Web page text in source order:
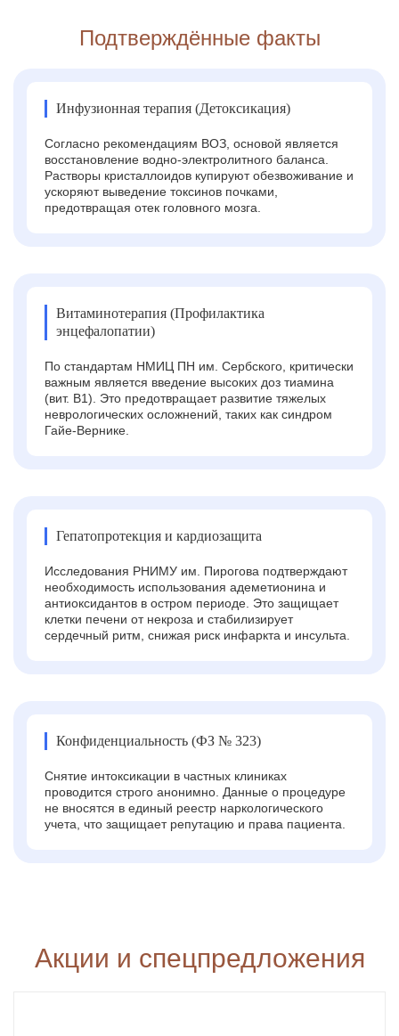
Подтверждённые факты
Инфузионная терапия (Детоксикация)
Согласно рекомендациям ВОЗ, основой является
восстановление водно-электролитного баланса.
Растворы кристаллоидов купируют обезвоживание и
ускоряют выведение токсинов почками,
предотвращая отек головного мозга.
Витаминотерапия (Профилактика
энцефалопатии)
По стандартам НМИЦ ПН им. Сербского, критически
важным является введение высоких доз тиамина
(вит. B1). Это предотвращает развитие тяжелых
неврологических осложнений, таких как синдром
Гайе-Вернике.
Гепатопротекция и кардиозащита
Исследования РНИМУ им. Пирогова подтверждают
необходимость использования адеметионина и
антиоксидантов в остром периоде. Это защищает
клетки печени от некроза и стабилизирует
сердечный ритм, снижая риск инфаркта и инсульта.
Конфиденциальность (ФЗ № 323)
Снятие интоксикации в частных клиниках
проводится строго анонимно. Данные о процедуре
не вносятся в единый реестр наркологического
учета, что защищает репутацию и права пациента.
Акции и спецпредложения